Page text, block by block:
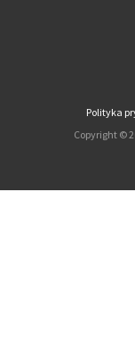
Polityka
Copyright ©